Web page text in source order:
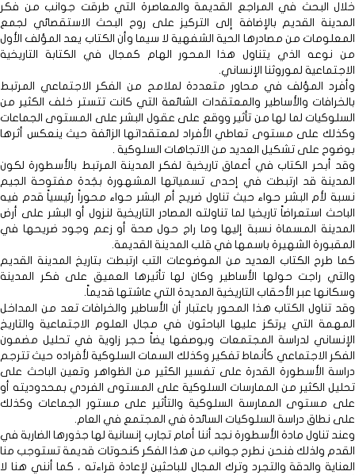
خلال البحث في المراجع القديمة والمعاصرة التي طرقت جوانب من فكر
المدينة القديم بالإضافة إلى التركيز على روح البحث الاستقصائي لجمع
المعلومات من مصادرها الحية الشفهية لا سيما وأن الكتاب يعد المؤلف الأول
من نوعه الذي يتناول هذا المحور الهام كمجال في الكتابة التاريخية
الاجتماعية لموروثنا الإنساني.
وأفرد المؤلف في محاور متعددة لملامح من الفكر الاجتماعي المرتبط
بالخرافات والأساطير والمعتقدات الشائعة التي كانت تتستر خلف الكثير من
السلوكيات لما لها من تأثير ووقع على عقول البشر على المستوى الجماعات
وكذلك على مستوى تعاطي الأفراد لمعتقداتها الزائفة حيث ينعكس أثرها
بوضوح على تشكيل العديد من الاتجاهات السلوكية .
وقد أبحر الكتاب في أعماق تاريخية لفكر المدينة المرتبط بالأسطورة لكون
المدينة قد ارتبطت في إحدى تسمياتها المشهورة بجَدة مفتوحة الجيم
نسبة لأم البشر حواء حيث تناول ضريح أم البشر حواء محوراً رئيسياً قدم فيه
الباحث استعراضاً تاريخيا لما تناولته المصادر التاريخية لنزول أو البشر على أرض
المدينة المسماة نسبة إليها وما راج حول صحة أو زعم وجود ضريحها في
المقبورة الشهيرة باسمها في قلب المدينة القديمة.
كما طرح الكتاب العديد من الموضوعات التب ارتبطت بتاريخ المدينة القديم
والتي راجت حولها الأساطير وكان لها تأثيرها العميق على فكر المدينة
وسكانها عبر الأحقاب التاريخية المديدة التي عاشتها قديماً.
وقد تناول الكتاب هذا المحور باعتبار أن الأساطير والخرافات تعد من المداخل
المهمة التي يرتكز عليها الباحثون في مجال العلوم الاجتماعية والتاريخ
الإنساني لدراسة المجتمعات وبوصفها يضاً حجر زاوية في تحليل مضمون
الفكر الاجتماعي كأنماط تفكير وكذلك السمات السلوكية لأفراده حيث تترجم
دراسة الأسطورة القدرة على تفسير الكثير من الظواهر وتعين الباحث على
تحليل الكثير من الممارسات السلوكية على المستوى الفردي بمحدوديته أو
على مستوى الممارسة السلوكية والتأثير على مستور الجماعات وكذلك
على نطاق دراسة السلوكيات السائدة في المجتمع في العام.
وعند تناول مادة الأسطورة نجد أننا أمام تجارب إنسانية لها جذورها الضاربة في
القدم ولذلك فنحن نطرح جوانب من هذا الفكر كنحوتات قديمة تستوجب منا
العناية والدقة والتجرد وترك المجال للباحثين لإعادة قراءته ، كما أنني هنا لا